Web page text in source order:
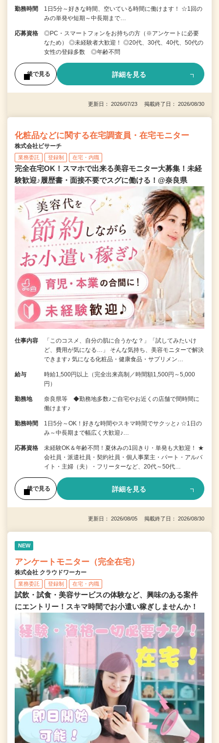
勤務時間
1日5分～好きな時間、空いている時間に働けます！ ☆1回の
みの単発や短期～中長期まで…
応募資格
◎PC・スマートフォンをお持ちの方（※アンケートに必要
なため） ◎未経験者大歓迎！ ◎20代、30代、40代、50代の
女性の登録多数 ◎年齢不問
後で見る 詳細を見る
更新日： 2026/07/23 掲載終了日： 2026/08/30
化粧品などに関する在宅調査員・在宅モニター
株式会社ビサーチ
業務委託 登録制 在宅・内職
完全在宅OK！スマホで出来る美容モニター大募集！未経
験歓迎♪履歴書・面接不要でスグに働ける！@奈良県
仕事内容
「このコスメ、自分の肌に合うかな？」「試してみたいけ
ど、費用が気になる…」 そんな気持ち、美容モニターで解決
できます♪ 気になる化粧品・健康食品・サプリメン…
給与
時給1,500円以上（完全出来高制／時間額1,500円～5,000
円）
勤務地
奈良県等 ◆勤務地多数♪ご自宅やお近くの店舗で間時間に
働けます♪
勤務時間
1日5分～OK！好きな時間やスキマ時間でサクッと♪ ☆1日の
み～中長期まで幅広く大歓迎♪…
応募資格
未経験OK＆年齢不問！夏休みの1回きり・単発も大歓迎！ ★
会社員・派遣社員・契約社員・個人事業主・パート・アルバ
イト・主婦（夫）・フリーターなど、20代～50代…
後で見る 詳細を見る
更新日： 2026/08/05 掲載終了日： 2026/08/30
NEW
アンケートモニター（完全在宅）
株式会社 クラウドワーカー
業務委託 登録制 在宅・内職
試飲・試食・美容サービスの体験など、興味のある案件
にエントリー！スキマ時間でお小遣い稼ぎしませんか！